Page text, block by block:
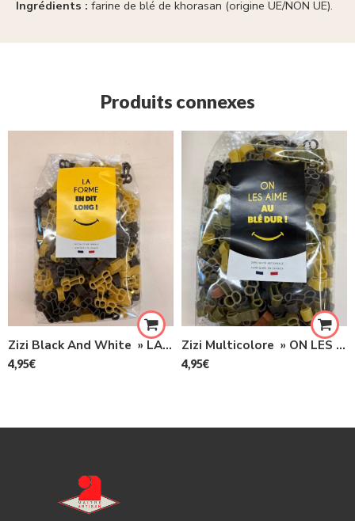
Ingrédients : farine de blé de khorasan (origine UE/NON UE).
Produits connexes
Zizi Black And White » LA FORME EN DIT LONG » 400G
4,95€
Zizi Multicolore » ON LES AIME AU BLÉ DUR » 400G
4,95€